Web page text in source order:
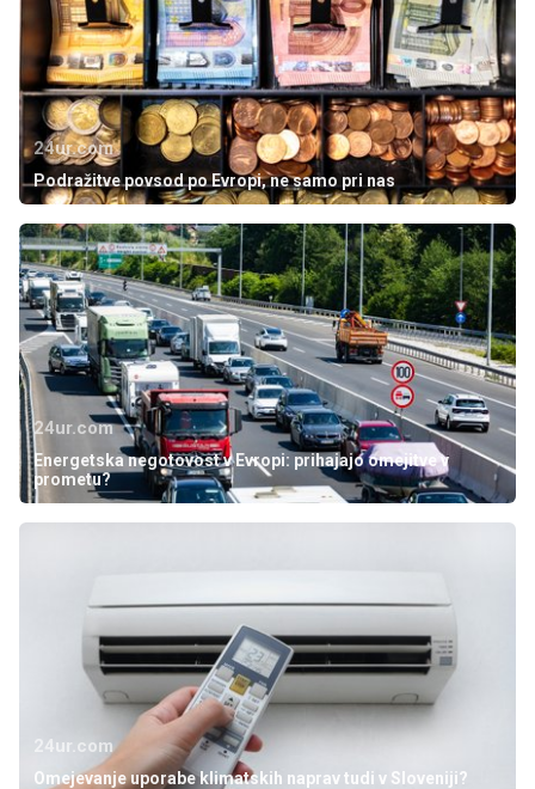
24ur.com
Podražitve povsod po Evropi, ne samo pri nas
24ur.com
Energetska negotovost v Evropi: prihajajo omejitve v
prometu?
24ur.com
Omejevanje uporabe klimatskih naprav tudi v Sloveniji?